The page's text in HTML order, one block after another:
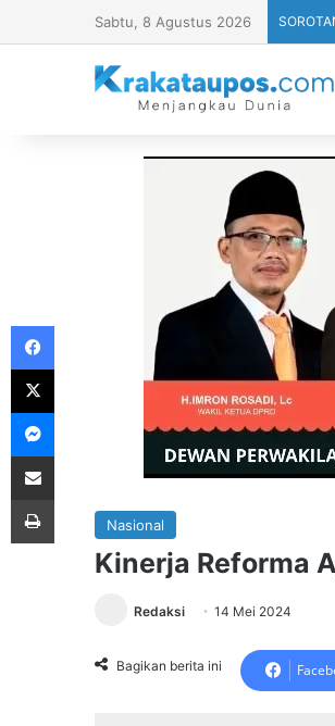
Sabtu, 8 Agustus 2026
Nasional
Kinerja Reforma
Redaksi 14 Mei 2024
Bagikan berita ini